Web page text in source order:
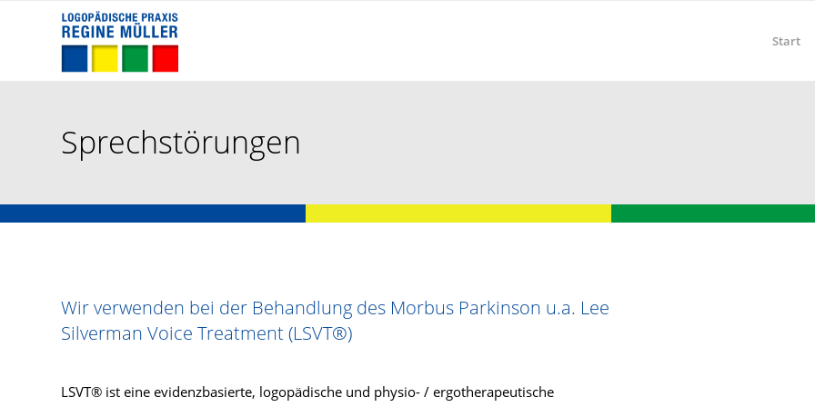
Start
Sprechstörungen
Wir verwenden bei der Behandlung des Morbus Parkinson u.a. Lee
Silverman Voice Treatment (LSVT®)
LSVT® ist eine evidenzbasierte, logopädische und physio- / ergotherapeutische